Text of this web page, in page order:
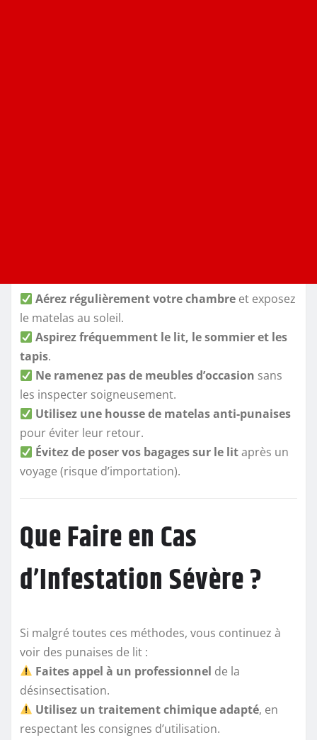
Aérez régulièrement votre chambre et exposez
le matelas au soleil.
Aspirez fréquemment le lit, le sommier et les
tapis.
Ne ramenez pas de meubles d’occasion sans
les inspecter soigneusement.
Utilisez une housse de matelas anti-punaises
pour éviter leur retour.
Évitez de poser vos bagages sur le litaprès un
voyage (risque d’importation).
Que Faire en Cas
d’Infestation Sévère ?
Si malgré toutes ces méthodes, vous continuez à
voir des punaises de lit :
Faites appel à un professionnel de la
désinsectisation.
Utilisez un traitement chimique adapté, en
respectant les consignes d’utilisation.